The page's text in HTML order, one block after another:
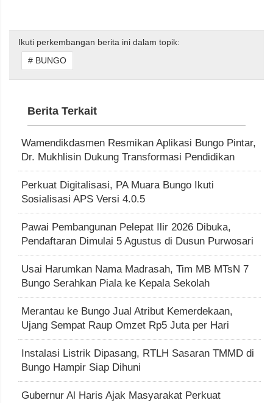
Ikuti perkembangan berita ini dalam topik:
# BUNGO
Berita Terkait
Wamendikdasmen Resmikan Aplikasi Bungo Pintar,
Dr. Mukhlisin Dukung Transformasi Pendidikan
Perkuat Digitalisasi, PA Muara Bungo Ikuti
Sosialisasi APS Versi 4.0.5
Pawai Pembangunan Pelepat Ilir 2026 Dibuka,
Pendaftaran Dimulai 5 Agustus di Dusun Purwosari
Usai Harumkan Nama Madrasah, Tim MB MTsN 7
Bungo Serahkan Piala ke Kepala Sekolah
Merantau ke Bungo Jual Atribut Kemerdekaan,
Ujang Sempat Raup Omzet Rp5 Juta per Hari
Instalasi Listrik Dipasang, RTLH Sasaran TMMD di
Bungo Hampir Siap Dihuni
Gubernur Al Haris Ajak Masyarakat Perkuat